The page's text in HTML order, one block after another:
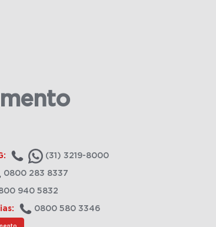
(31) 3219-8000
0800 283 8337
940 5832
0800 580 3346